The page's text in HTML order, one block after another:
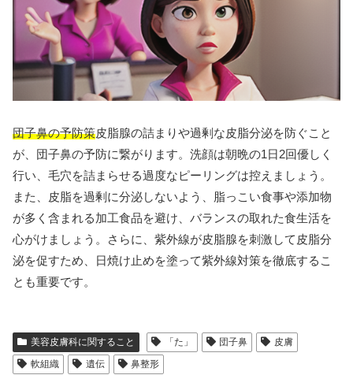
団子鼻の予防策皮脂腺の詰まりや過剰な皮脂分泌を防ぐこと
が、団子鼻の予防に繋がります。洗顔は朝晩の1日2回優しく
行い、毛穴を詰まらせる過度なピーリングは控えましょう。
また、皮脂を過剰に分泌しないよう、脂っこい食事や添加物
が多く含まれる加工食品を避け、バランスの取れた食生活を
心がけましょう。さらに、紫外線が皮脂腺を刺激して皮脂分
泌を促すため、日焼け止めを塗って紫外線対策を徹底するこ
とも重要です。
美容皮膚科に関すること 「た」 団子鼻
皮膚
軟組織
遺伝 鼻整形